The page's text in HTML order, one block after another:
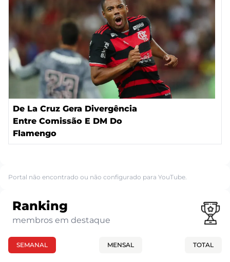
De La Cruz Gera Divergência
Entre Comissão E DM Do
Flamengo
Portal não encontrado ou não configurado para YouTube.
Ranking
membros em destaque
SEMANAL MENSAL TOTAL